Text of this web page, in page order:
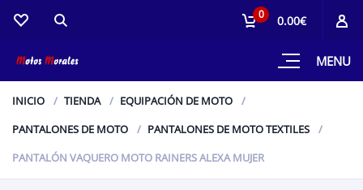
MENU
0 0.00€
INICIO TIENDA
EQUIPACIÓN DE MOTO
PANTALONES DE MOTO
PANTALONES DE MOTO TEXTILES
PANTALÓN VAQUERO MOTO RAINERS ALEXA MUJER